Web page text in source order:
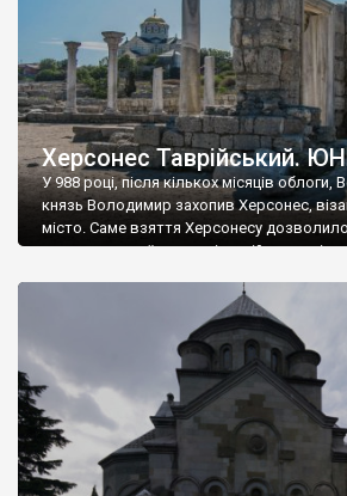
Херсонес Таврійський.
У 988 році, після кількох місяців облоги,
князь Володимир захопив Херсонес,
місто. Саме взяття Херсонесу
диктувати свої умови візантійському
Херсонесі Володимир-язичник, став
А потім було Хрещення Русі. На честь